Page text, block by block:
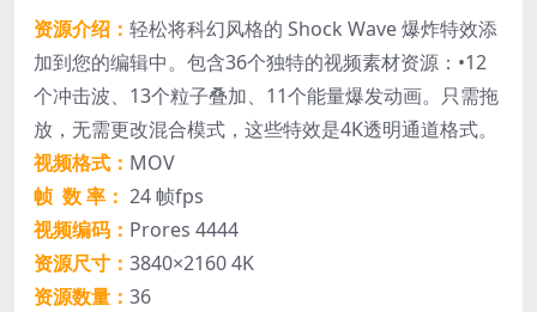
资源介绍： 轻松将科幻风格的 Shock Wave 爆炸特效添
加到您的编辑中。包含36个独特的视频素材资源：•12
个冲击波、13个粒子叠加、11个能量爆发动画。只需拖
放，无需更改混合模式，这些特效是4K透明通道格式。
视频格式： MOV
帧 数 率： 24 帧fps
视频编码： Prores 4444
资源尺寸： 3840×2160 4K
资源数量： 36